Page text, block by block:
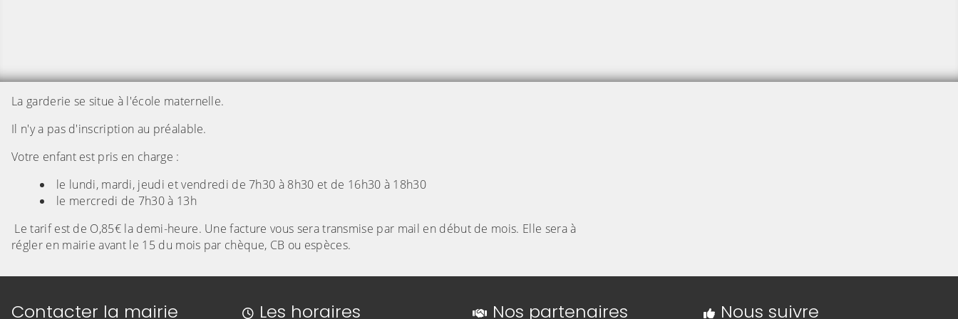
La garderie se situe à l'école maternelle.
Il n'y a pas d'inscription au préalable.
Votre enfant est pris en charge :
le lundi, mardi, jeudi et vendredi de 7h30 à 8h30 et de 16h30 à 18h30
le mercredi de 7h30 à 13h
Le tarif est de O,85€ la demi-heure. Une facture vous sera transmise par mail en début de mois. Elle sera à
régler en mairie avant le 15 du mois par chèque, CB ou espèces.
Informations de contact
Contacter la mairie Les horaires Nos partenaires Nous suivre